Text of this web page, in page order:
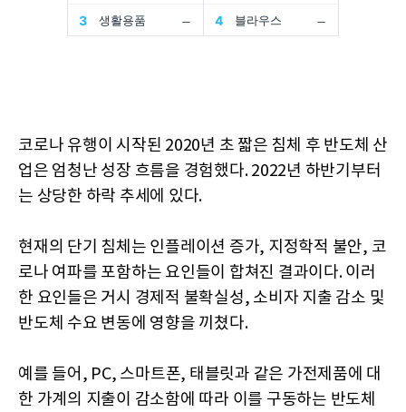
코로나 유행이 시작된 2020년 초 짧은 침체 후 반도체 산
업은 엄청난 성장 흐름을 경험했다. 2022년 하반기부터
는 상당한 하락 추세에 있다.
현재의 단기 침체는 인플레이션 증가, 지정학적 불안, 코
로나 여파를 포함하는 요인들이 합쳐진 결과이다. 이러
한 요인들은 거시 경제적 불확실성, 소비자 지출 감소 및
반도체 수요 변동에 영향을 끼쳤다.
예를 들어, PC, 스마트폰, 태블릿과 같은 가전제품에 대
한 가계의 지출이 감소함에 따라 이를 구동하는 반도체